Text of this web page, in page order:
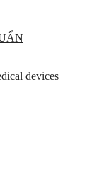
devices